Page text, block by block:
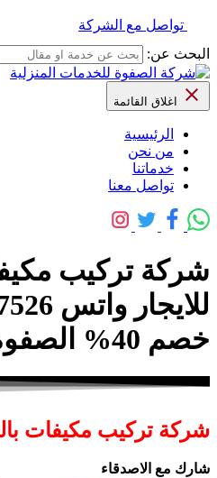
تواصل مع الشركة
البحث عن:
اغلاق القائمة
الرئيسية
من نحن
خدماتنا
تواصل معنا
شركة تركيب
خصم 40% الصفوة
شركة تركيب مكيفات
شارك مع الاصدقاء